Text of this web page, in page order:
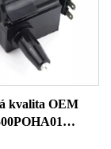
kvalita OEM